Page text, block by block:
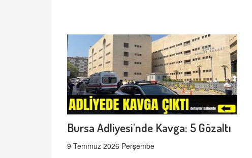
Bursa Adliyesi'nde Kavga: 5 Gözaltı
9 Temmuz 2026 Perşembe